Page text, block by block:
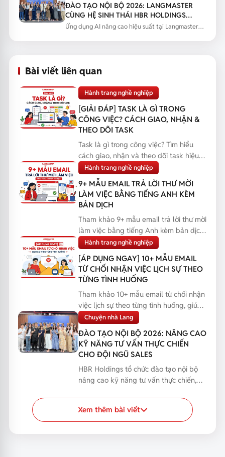
ĐÀO TẠO NỘI BỘ 2026: LANGMASTER
CÙNG HỆ SINH THÁI HBR HOLDINGS
NÂNG CAO NĂNG LỰC ỨNG DỤNG AI
Ứng dụng AI nâng cao hiệu suất tại Langmaster
Bài viết liên quan
Hành trang nghề nghiệp
[GIẢI ĐÁP] TASK LÀ GÌ TRONG
CÔNG VIỆC? CÁCH GIAO, NHẬN &
THEO DÕI TASK
Task là gì trong công việc? Tìm hiểu
cách giao, nhận và theo dõi task hiệu
quả, giúp bạn q...
Hành trang nghề nghiệp
9+ MẪU EMAIL TRẢ LỜI THƯ MỜI
LÀM VIỆC BẰNG TIẾNG ANH KÈM
BẢN DỊCH
Tham khảo 9+ mẫu email trả lời thư mời
làm việc bằng tiếng Anh kèm bản dịch,
giúp bạn phản...
Hành trang nghề nghiệp
[ÁP DỤNG NGAY] 10+ MẪU EMAIL
TỪ CHỐI NHẬN VIỆC LỊCH SỰ THEO
TỪNG TÌNH HUỐNG
Tham khảo 10+ mẫu email từ chối nhận
việc lịch sự theo từng tình huống, giúp
bạn phản hồi...
Chuyện nhà Lang
ĐÀO TẠO NỘI BỘ 2026: NÂNG CAO
KỸ NĂNG TƯ VẤN THỰC CHIẾN
CHO ĐỘI NGŨ SALES
HBR Holdings tổ chức đào tạo nội bộ
nâng cao kỹ năng tư vấn thực chiến,
Xem thêm bài viết